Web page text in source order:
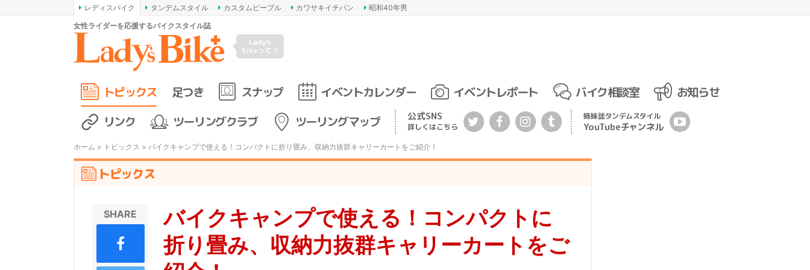
レディスバイク タンデムスタイル カスタムピープル カワサキイチバン
昭和40年男
女性ライダーを応援するバイクスタイル誌
Lady's
Bikeって？
トピックス 足つき スナップ イベントカレンダー イベントレポート バイク相談室
お知らせ
リンク
ツーリングクラブ ツーリングマップ 公式SNS
詳しくはこちら
姉妹誌タンデムスタイル
YouTubeチャンネル
ホーム > トピックス > バイクキャンプで使える！コンパクトに折り畳み、収納力抜群キャリーカートをご紹介！
トピックス
バイクキャンプで使える！コンパクトに
折り畳み、収納力抜群キャリーカートをご
SHARE